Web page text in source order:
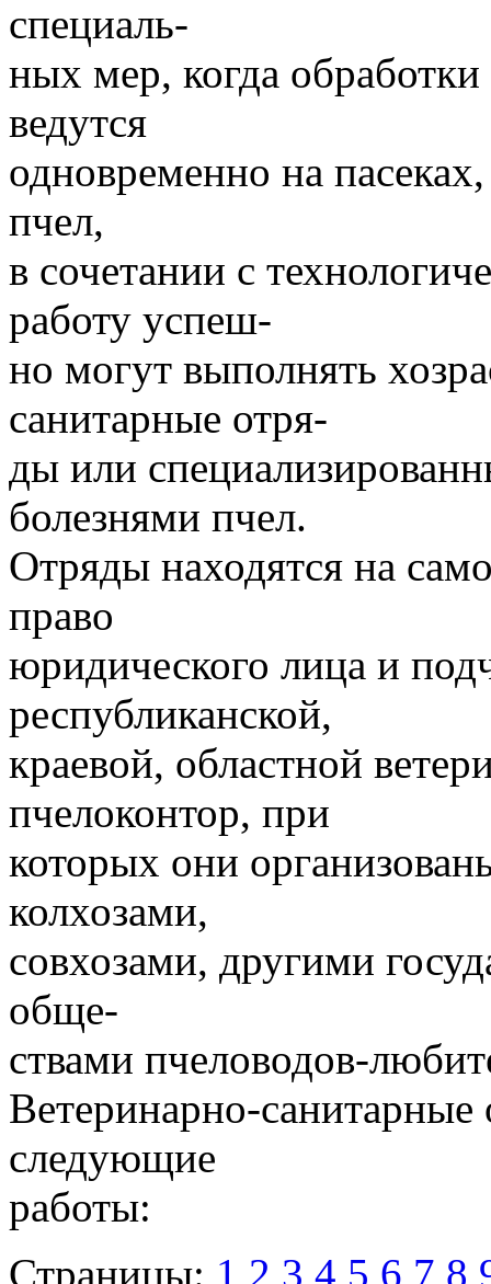
специаль-
ных мер, когда
ведутся
одновременно на
пчел,
в сочетании с
работу успеш-
но могут выполнять
санитарные отря-
ды или
болезнями пчел.
Отряды находятся на
право
юридического лица и
республиканской,
краевой, областной
пчелоконтор, при
которых они
колхозами,
совхозами, другими
обще-
ствами пчеловодов-
Ветеринарно-
следующие
работы:
Страницы: 1 2 3 4 5 6 7 8